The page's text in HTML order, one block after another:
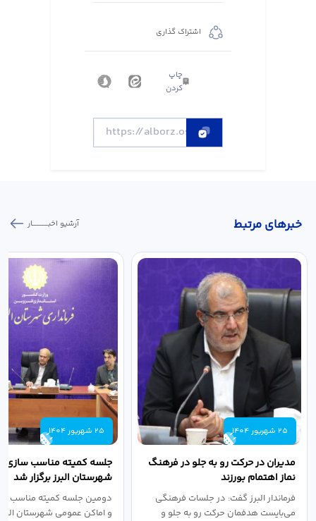
اشتراک گذاری
چاپ
کردن
خبر‌های مرتبط آرشیو اخبـــــــــــار
25 شهریور 1404
مدیران در حرکت رو به جلو در فرهنگ
نماز اهتمام بورزند
فرماندار البرز گفت: در جلسات فرهنگی
می‌بایست هدفمان حرکت رو به جلو و
25 شهریور 1404
جلسه کمیته مناسب سازی
شهرستان البرز برگزار شد
دومین جلسه کمیته مناسب
و اماکن عمومی شهرستان